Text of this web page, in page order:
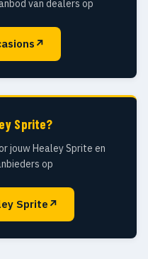
van dealers op
↗
Sprite?
jouw Healey Sprite en
op
Sprite ↗